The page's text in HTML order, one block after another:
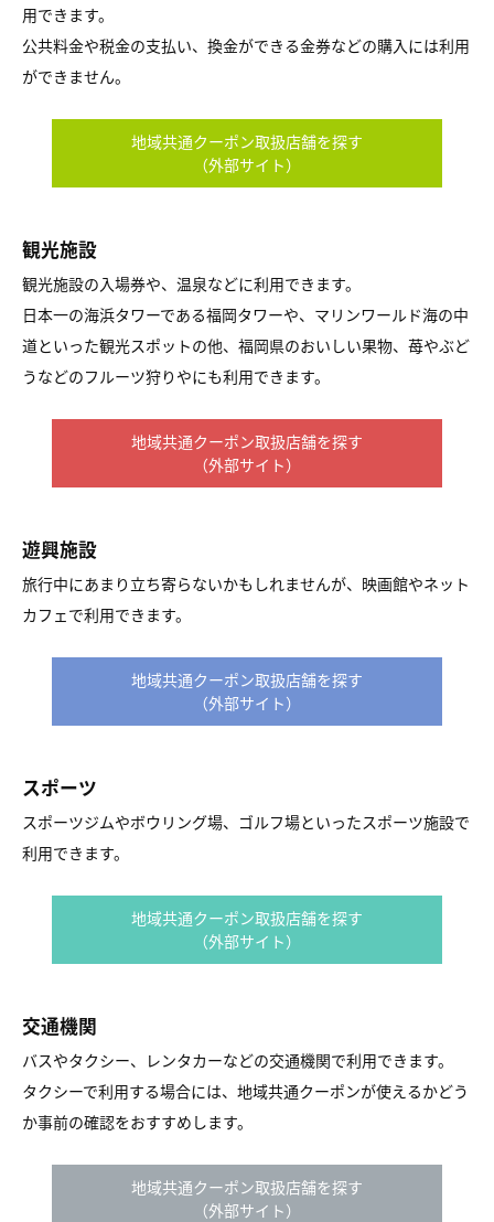
用できます。
公共料金や税金の支払い、換金ができる金券などの購入には利用
ができません。
地域共通クーポン取扱店舗を探す
（外部サイト）
観光施設
観光施設の入場券や、温泉などに利用できます。
日本一の海浜タワーである福岡タワーや、マリンワールド海の中
道といった観光スポットの他、福岡県のおいしい果物、苺やぶど
うなどのフルーツ狩りやにも利用できます。
地域共通クーポン取扱店舗を探す
（外部サイト）
遊興施設
旅行中にあまり立ち寄らないかもしれませんが、映画館やネット
カフェで利用できます。
地域共通クーポン取扱店舗を探す
（外部サイト）
スポーツ
スポーツジムやボウリング場、ゴルフ場といったスポーツ施設で
利用できます。
地域共通クーポン取扱店舗を探す
（外部サイト）
交通機関
バスやタクシー、レンタカーなどの交通機関で利用できます。
タクシーで利用する場合には、地域共通クーポンが使えるかどう
か事前の確認をおすすめします。
地域共通クーポン取扱店舗を探す
（外部サイト）